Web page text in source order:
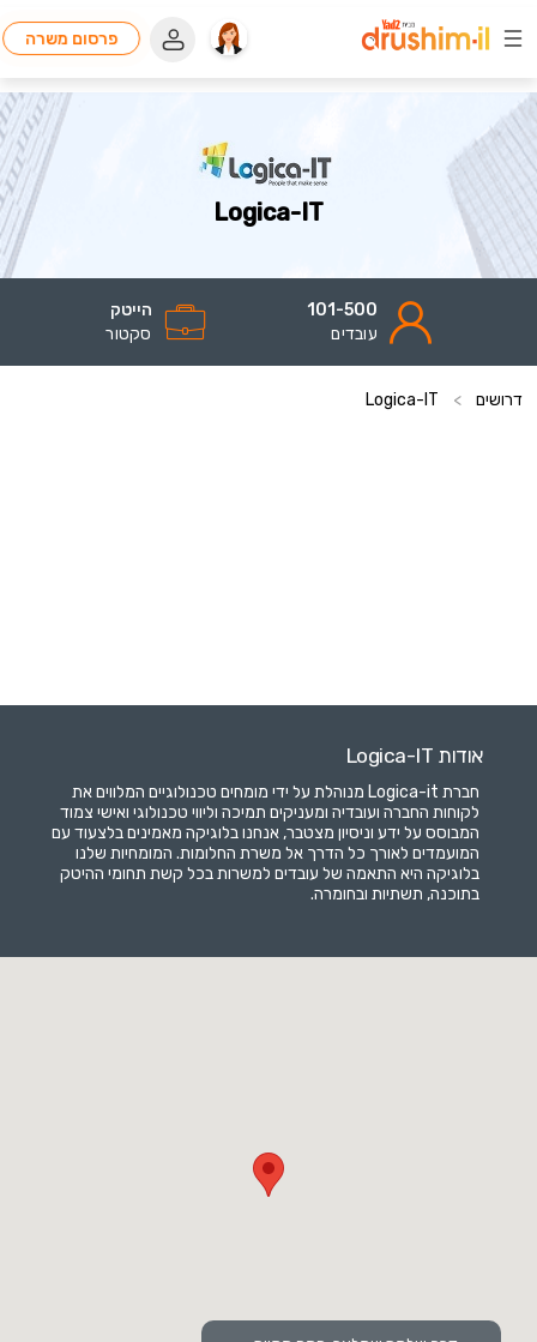
פרסום משרה
Logica-IT
101-500
עובדים
הייטק
סקטור
דרושים >
Logica-IT
אודות Logica-IT
חברת Logica-it מנוהלת על ידי מומחים טכנולוגיים המלווים את
לקוחות החברה ועובדיה ומעניקים תמיכה וליווי טכנולוגי ואישי צמוד
המבוסס על ידע וניסיון מצטבר, אנחנו בלוגיקה מאמינים בלצעוד עם
המועמדים לאורך כל הדרך אל משרת החלומות. המומחיות שלנו
בלוגיקה היא התאמה של עובדים למשרות בכל קשת תחומי ההיטק
בתוכנה, תשתיות ובחומרה.